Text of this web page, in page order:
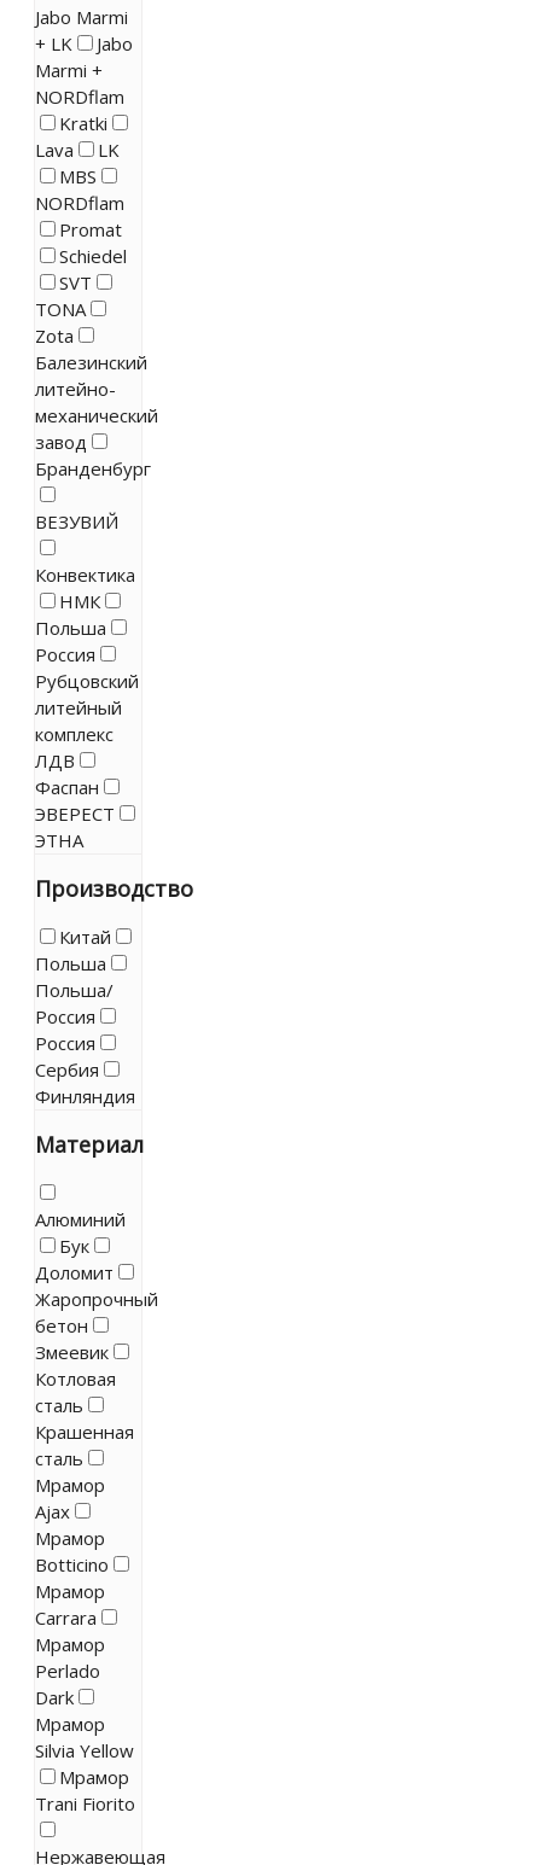
Jabo Marmi
+ LK
Jabo
Marmi +
NORDflam
Kratki
Lava
LK
MBS
NORDflam
Promat
Schiedel
SVT
TONA
Zota
Балезинский
литейно-
механический
завод
Бранденбург
ВЕЗУВИЙ
Конвектика
НМК
Польша
Россия
Рубцовский
литейный
комплекс
ЛДВ
Фаспан
ЭВЕРЕСТ
ЭТНА
Производство
Китай
Польша
Польша/
Россия
Россия
Сербия
Финляндия
Материал
Алюминий
Бук
Доломит
Жаропрочный
бетон
Змеевик
Котловая
сталь
Крашенная
сталь
Мрамор
Ajax
Мрамор
Botticino
Мрамор
Carrara
Мрамор
Perlado
Dark
Мрамор
Silvia Yellow
Мрамор
Trani Fiorito
Нержавеющая